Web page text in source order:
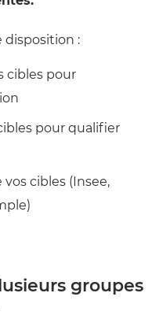
disposition :
cibles pour
pour qualifier
cibles (Insee,
groupes